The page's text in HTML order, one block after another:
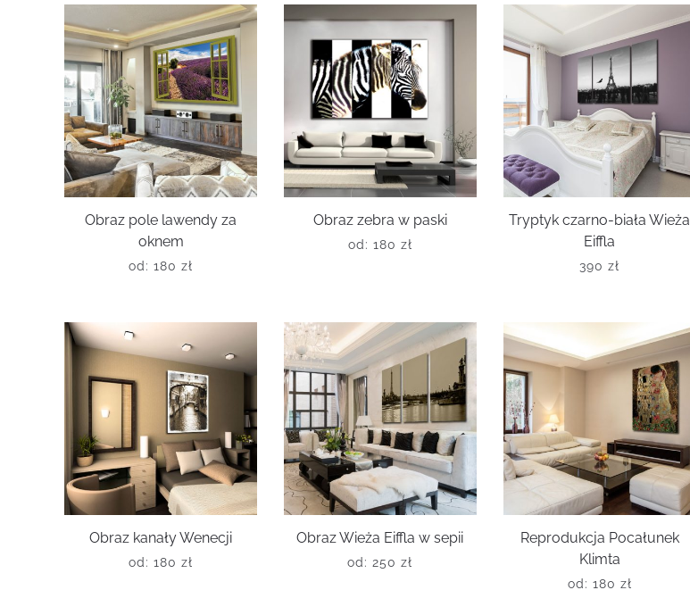
Obraz pole lawendy za
oknem
od: 180 zł
Obraz zebra w paski
od: 180 zł
Tryptyk czarno-biała Wieża
Eiffla
390zł
Obraz kanały Wenecji
od: 180 zł
Obraz Wieża Eiffla w sepii
od: 250zł
Reprodukcja Pocałunek
Klimta
od: 180 zł